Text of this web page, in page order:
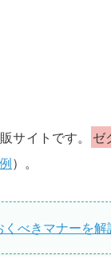
サイトです。
ゼ
）。
べきマナーを解